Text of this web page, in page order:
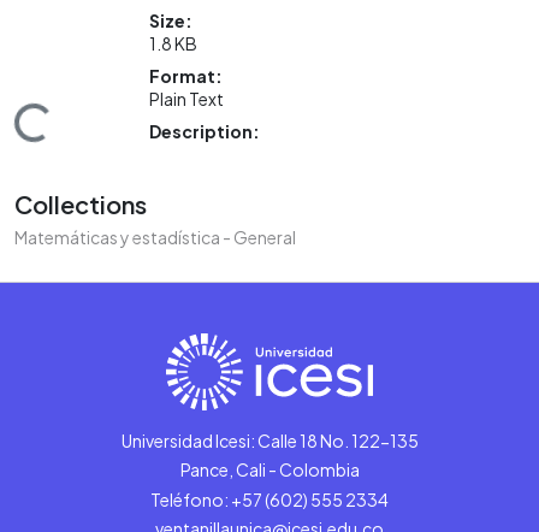
Loading...
Size:
1.8 KB
Format:
Plain Text
Description:
Collections
Matemáticas y estadística - General
Universidad Icesi: Calle 18 No. 122-135
Pance, Cali - Colombia
Teléfono: +57 (602) 555 2334